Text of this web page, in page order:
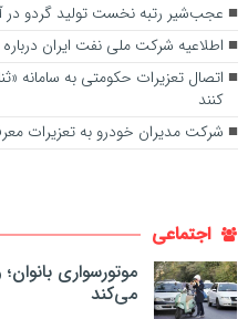
عجب‌شیر رتبه نخست تولید گردو در
اطلاعیه شرکت ملی نفت ایران
اتصال تعزیرات حکومتی به سامانه
کنند
شرکت مدیران خودرو به تعزیرات
اجتماعی
موتورسواری
می‌کند